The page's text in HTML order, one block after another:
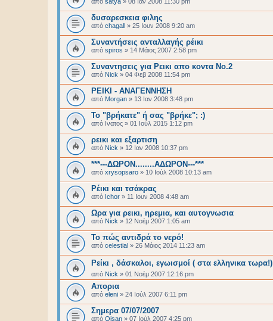
δυσαρεσκεια φιλης
από chagall » 25 Ιουν 2008 9:20 am
Συναντήσεις ανταλλαγής ρέικι
από spiros » 14 Μάιος 2007 2:58 pm
Συναντησεις για Ρεικι απο κοντα Νο.2
από Nick » 04 Φεβ 2008 11:54 pm
ΡΕΙΚΙ - ΑΝΑΓΕΝΝΗΣΗ
από Morgan » 13 Ιαν 2008 3:48 pm
Το "βρήκατε" ή σας "βρήκε"; :)
από Ινατος » 01 Ιούλ 2015 1:12 pm
ρεικι και εξαρτιση
από Nick » 12 Ιαν 2008 10:37 pm
***---ΔΩΡΟΝ........ΑΔΩΡΟΝ---***
από xrysopsaro » 10 Ιούλ 2008 10:13 am
Ρέικι και τσάκρας
από Ichor » 11 Ιουν 2008 4:48 am
Ωρα για ρεικι, ηρεμια, και αυτογνωσια
από Nick » 12 Νοέμ 2007 1:05 am
Το πώς αντιδρά το νερό!
από celestial » 26 Μάιος 2014 11:23 am
Ρείκι , δάσκαλοι, εγωισμοί ( στα ελληνικα τωρα!)
από Nick » 01 Νοέμ 2007 12:16 pm
Απορια
από eleni » 24 Ιούλ 2007 6:11 pm
Σημερα 07/07/2007
από Qisan » 07 Ιούλ 2007 4:25 pm